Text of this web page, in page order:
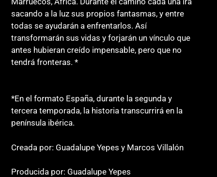
sacando a la luz sus propios fantasmas, y entre
todas se ayudarán a enfrentarlos. Así
transformarán sus vidas y forjarán un vínculo que
antes hubieran creído impensable, pero que no
tendrá fronteras. *
*En el formato España, durante la segunda y
tercera temporada, la historia transcurrirá en la
península ibérica.
Creada por: Guadalupe Yepes y Marcos Villalón
Producida por: Guadalupe Yepes